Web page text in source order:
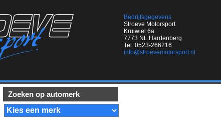
Bedrijfsgegevens
Stroeve Motorsport
Kruiwiel 6a
7773 NL Hardenberg
Tel. 0523-266216
info@stroevemotorsport.nl
Zoeken op automerk